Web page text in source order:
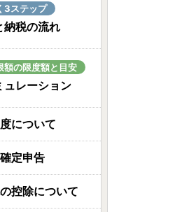
3ステップ
納税の流れ
額の限度額と目安
ュレーション
について
定申告
控除について